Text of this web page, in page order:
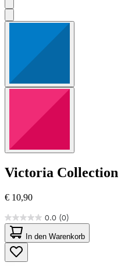
Victoria Collection
€ 10,90
0.0 (0)
0.0
von
5
Sternen.
In den Warenkorb